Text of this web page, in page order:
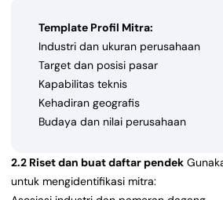
Template Profil Mitra:
Industri dan ukuran perusahaan
Target dan posisi pasar
Kapabilitas teknis
Kehadiran geografis
Budaya dan nilai perusahaan
2.2 Riset dan buat daftar pendek
untuk mengidentifikasi mitra: